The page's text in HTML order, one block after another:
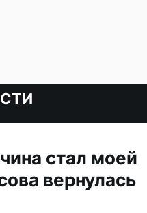
стал моей
вернулась